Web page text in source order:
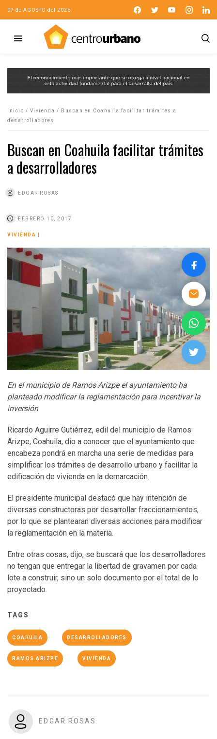
07 de AGOSTO del 2026
Inicio / Vivienda /
Buscan en Coahuila facilitar trámites a
desarrolladores
Buscan en Coahuila facilitar trámites
a desarrolladores
EDGAR ROSAS
FEBRERO 10, 2017
VIVIENDA
En el municipio de Ramos Arizpe el ayuntamiento ha
planteado modificar la reglamentación para incentivar la
inversión
Ricardo Aguirre Gutiérrez, edil del municipio de Ramos
Arizpe, Coahuila, dio a conocer que el ayuntamiento que
encabeza pondrá en marcha una serie de medidas para
simplificar los trámites de desarrollo urbano y facilitar la
edificación de vivienda en la demarcación.
El presidente municipal destacó que hay intención de
diversas constructoras por desarrollar fraccionamientos,
por lo que se plantearan diversas acciones para modificar
la reglamentación en la materia.
Entre otras cosas, dijo, se buscará que los desarrolladores
no tengan que entregar la libertad de gravamen por cada
lote a construir, sino un solo documento por el total de lo
proyectado.
TAGS
COAHUILA DESARROLLADORES
RAMOS ARIZPE VIVIENDA
EDGAR ROSAS